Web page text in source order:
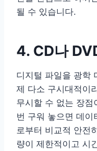
될 수 있습니다.
4. CD나
디지털 파일을 광학
제 다소 구시대적이
무시할 수 없는 장점
번 구워 놓으면 데
로부터 비교적 안전
량이 제한적이고 시